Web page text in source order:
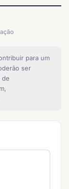
para um
ser
de